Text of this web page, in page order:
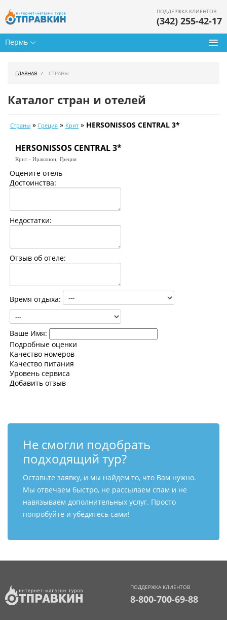
Пермь
ПОДДЕРЖКА КЛИЕНТОВ
(342) 255-42-17
Календарь туров
Цены дня
Страны
ГЛАВНАЯ СТРАНЫ
Каталог стран и отелей
Страны » Греция » Крит » HERSONISSOS CENTRAL 3*
HERSONISSOS CENTRAL 3*
Крит - Ираклион, Греция
Оцените отель
Достоинства:
Недостатки:
Отзыв об отеле:
Время отдыха:
Ваше Имя:
Подробные оценки
Качество номеров
Качество питания
Уровень сервиса
Добавить отзыв
Не смогли подобрать
подходящий тур?
Оставьте заявку, и мы найдем то, что Вам нужно.
Мы отвечаем быстро, не рассылаем спам и не
навязываем дополнительных услуг. Просто
попробуйте и убедитесь сами!
ПОДДЕРЖКА КЛИЕНТОВ
8-800-700-69-88